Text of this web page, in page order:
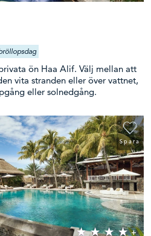
ön Haa Alif. Välj mellan att
vita stranden eller över vattnet,
eller solnedgång.
Spara